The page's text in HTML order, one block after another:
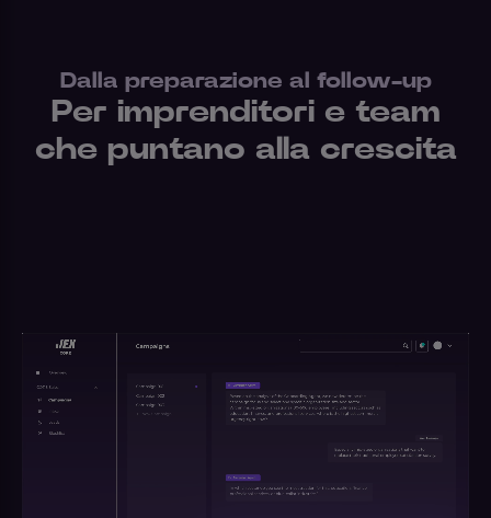
Dalla preparazione al follow-up
Per imprenditori e team
che puntano alla crescita